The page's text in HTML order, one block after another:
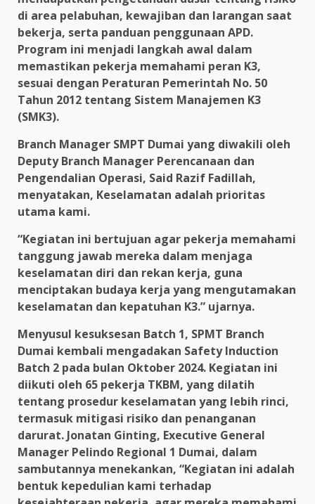
di area pelabuhan, kewajiban dan larangan saat
bekerja, serta panduan penggunaan APD.
Program ini menjadi langkah awal dalam
memastikan pekerja memahami peran K3,
sesuai dengan Peraturan Pemerintah No. 50
Tahun 2012 tentang Sistem Manajemen K3
(SMK3).
Branch Manager SMPT Dumai yang diwakili oleh
Deputy Branch Manager Perencanaan dan
Pengendalian Operasi, Said Razif Fadillah,
menyatakan, Keselamatan adalah prioritas
utama kami.
“Kegiatan ini bertujuan agar pekerja memahami
tanggung jawab mereka dalam menjaga
keselamatan diri dan rekan kerja, guna
menciptakan budaya kerja yang mengutamakan
keselamatan dan kepatuhan K3.” ujarnya.
Menyusul kesuksesan Batch 1, SPMT Branch
Dumai kembali mengadakan Safety Induction
Batch 2 pada bulan Oktober 2024. Kegiatan ini
diikuti oleh 65 pekerja TKBM, yang dilatih
tentang prosedur keselamatan yang lebih rinci,
termasuk mitigasi risiko dan penanganan
darurat. Jonatan Ginting, Executive General
Manager Pelindo Regional 1 Dumai, dalam
sambutannya menekankan, “Kegiatan ini adalah
bentuk kepedulian kami terhadap